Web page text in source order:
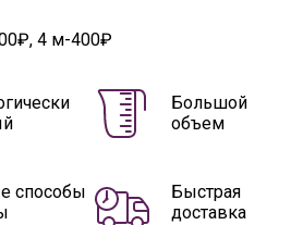
4 м-400₽
Большой
объем
способы
Быстрая
доставка